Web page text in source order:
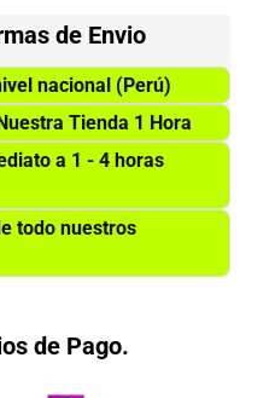
de Envio
nacional (Perú)
Tienda 1 Hora
a 1 - 4 horas
todo nuestros
de Pago.